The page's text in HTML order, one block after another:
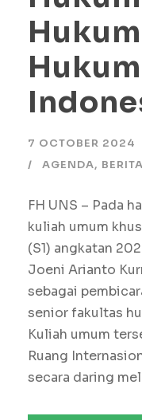
7 OCTOBER 2024
AGENDA, BERITA
FH UNS – Pada
kuliah umum
(S1) angkatan
Joeni Arianto
sebagai
senior fakultas
Kuliah umum
Ruang
secara daring